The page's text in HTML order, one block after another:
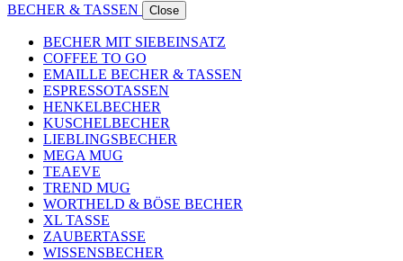
BECHER & TASSEN Close
BECHER MIT SIEBEINSATZ
COFFEE TO GO
EMAILLE BECHER & TASSEN
ESPRESSOTASSEN
HENKELBECHER
KUSCHELBECHER
LIEBLINGSBECHER
MEGA MUG
TEAEVE
TREND MUG
WORTHELD & BÖSE BECHER
XL TASSE
ZAUBERTASSE
WISSENSBECHER